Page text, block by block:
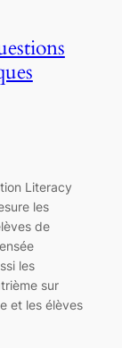
Literacy
les
de
les
sur
et les élèves